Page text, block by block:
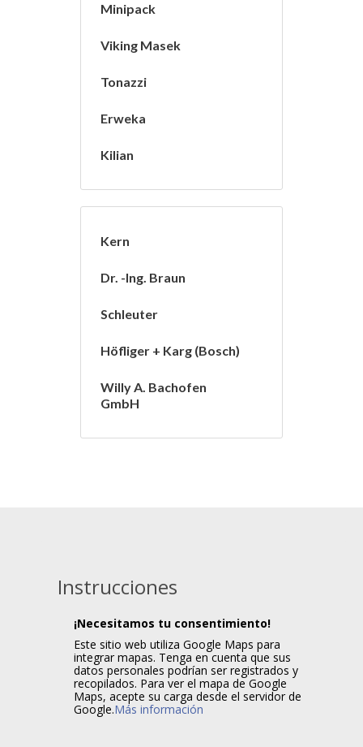
Minipack
Viking Masek
Tonazzi
Erweka
Kilian
Kern
Dr. -Ing. Braun
Schleuter
Höfliger + Karg (Bosch)
Willy A. Bachofen
GmbH
Instrucciones
¡Necesitamos tu consentimiento!
Este sitio web utiliza Google Maps para
integrar mapas. Tenga en cuenta que sus
datos personales podrían ser registrados y
recopilados. Para ver el mapa de Google
Maps, acepte su carga desde el servidor de
Google.Más información